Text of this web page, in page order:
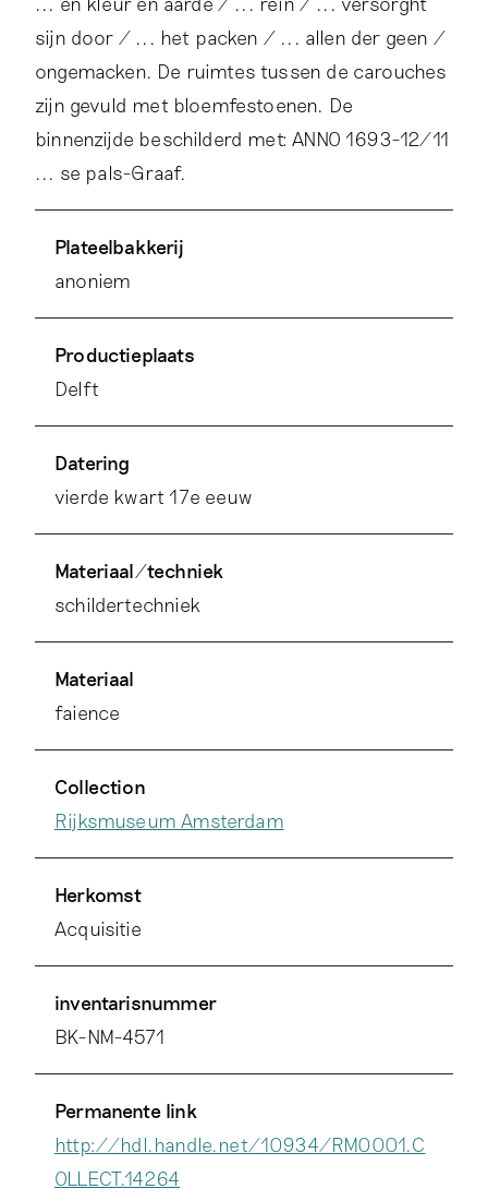
sijn door / ... het packen / ... allen der geen /
ongemacken. De ruimtes tussen de carouches
zijn gevuld met bloemfestoenen. De
binnenzijde beschilderd met: ANNO 1693-12/11
... se pals-Graaf.
Plateelbakkerij
anoniem
Productieplaats
Delft
Datering
vierde kwart 17e eeuw
Materiaal/techniek
schildertechniek
Materiaal
faience
Collection
Rijksmuseum Amsterdam
Herkomst
Acquisitie
inventarisnummer
BK-NM-4571
Permanente link
http://hdl.handle.net/10934/RM0001.C
OLLECT.14264